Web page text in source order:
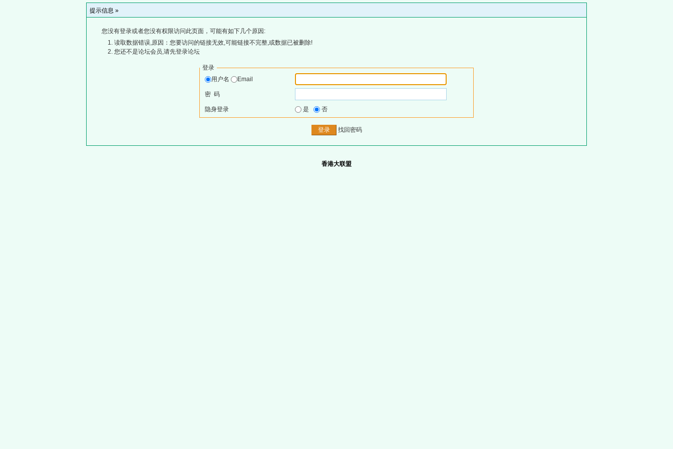
提示信息 »
您没有登录或者您没有权限访问此页面，可能有如下几个原因:
读取数据错误,原因：您要访问的链接无效,可能链接不完整,或数据已被删除!
您还不是论坛会员,请先登录论坛
登录
用户名
Email
密 码
隐身登录 是 否
找回密码
香港大联盟